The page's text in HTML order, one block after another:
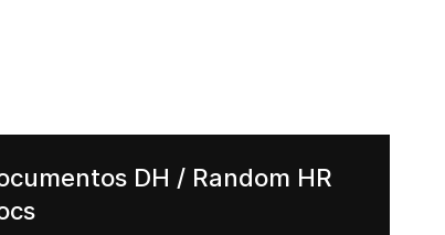
mountains
DH / Random HR